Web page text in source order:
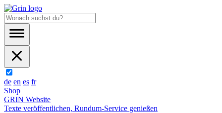
de en es fr
Shop
GRIN Website
Texte veröffentlichen, Rundum-Service genießen